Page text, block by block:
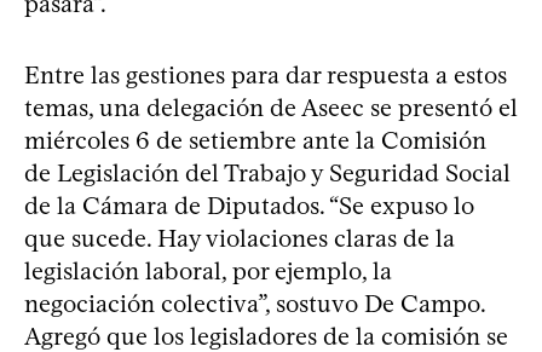
Entre las gestiones para dar respuesta a estos
temas, una delegación de Aseec se presentó el
miércoles 6 de setiembre ante la Comisión
de Legislación del Trabajo y Seguridad Social
de la Cámara de Diputados. “Se expuso lo
que sucede. Hay violaciones claras de la
legislación laboral, por ejemplo, la
negociación colectiva”, sostuvo De Campo.
Agregó que los legisladores de la comisión se